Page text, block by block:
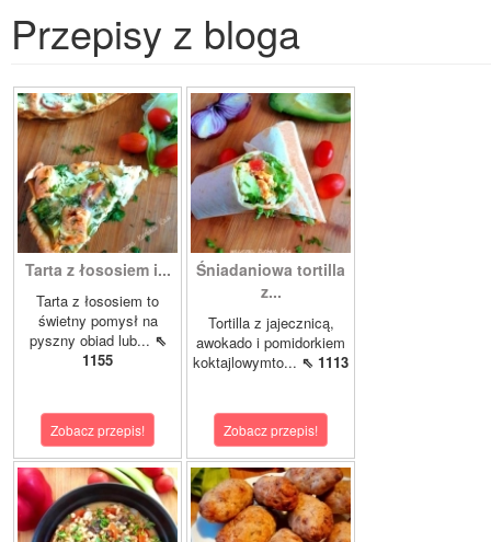
Przepisy z bloga
Tarta z łososiem i...
Tarta z łososiem to
świetny pomysł na
pyszny obiad lub... ⇖
1155
Zobacz przepis!
Śniadaniowa tortilla
z...
Tortilla z jajecznicą,
awokado i pomidorkiem
koktajlowymto... ⇖ 1113
Zobacz przepis!